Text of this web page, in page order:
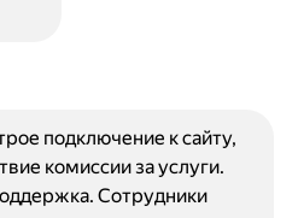
подключение к сайту,
комиссии за услуги.
Сотрудники